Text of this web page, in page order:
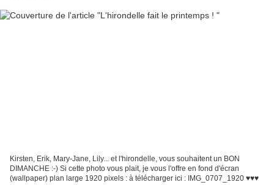
Kirsten, Erik, Mary-Jane, Lily... et l'hirondelle, vous souhaitent un BON
DIMANCHE :-) Si cette photo vous plait, je vous l'offre en fond d'écran
(wallpaper) plan large 1920 pixels : à télécharger ici : IMG_0707_1920 ♥♥♥